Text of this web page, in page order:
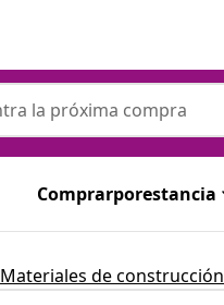
Comprarporestancia
Materiales de construcción